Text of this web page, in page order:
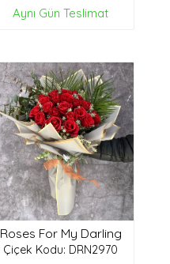
Aynı Gün Teslimat
Roses For My Darling
Çiçek Kodu: DRN2970